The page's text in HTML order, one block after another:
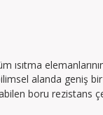
ısıtma
alanda geniş
boru rezistans